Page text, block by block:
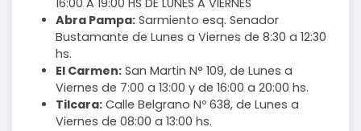
Abra Pampa: Sarmiento esq. Senador
Bustamante de Lunes a Viernes de 8:30 a 12:30
hs.
El Carmen: San Martin N° 109, de Lunes a
Viernes de 7:00 a 13:00 y de 16:00 a 20:00 hs.
Tilcara: Calle Belgrano Nº 638, de Lunes a
Viernes de 08:00 a 13:00 hs.